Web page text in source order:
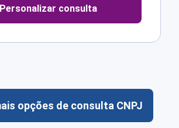
Personalizar consulta
opções de consulta CNPJ